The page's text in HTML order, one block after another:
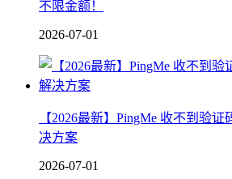
不限金额！
2026-07-01
【2026最新】PingMe 收不到验
决方案
2026-07-01